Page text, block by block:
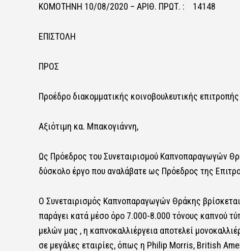
ΚΟΜΟΤΗΝΗ 10/08/2020 – ΑΡΙΘ. ΠΡΩΤ. : 14148
ΕΠΙΣΤΟΛΗ
ΠΡΟΣ
Προέδρο διακομματικής κοινοβουλευτικής
Αξιότιμη κα. Μπακογιάννη,
Ως Πρόεδρος του Συνεταιρισμού Καπνοπαραγωγών
δύσκολο έργο που αναλάβατε ως Πρόεδρος της
Ο Συνεταιρισμός Καπνοπαραγωγών Θράκης
παράγει κατά μέσο όρο 7.000-8.000 τόνους καπνού
μελών μας , η καπνοκαλλιέργεια αποτελεί
σε μεγάλες εταιρίες, όπως η Philip Morris, British